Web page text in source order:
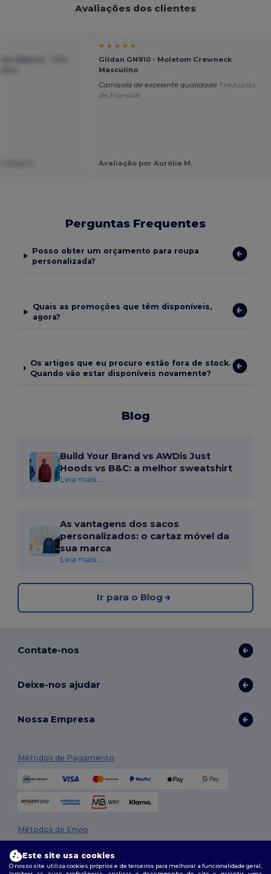
Avaliações dos clientes
★ ★ ★ ★ ★
Gildan GN910 - Moletom Crewneck
Masculino
Camisola de excelente qualidade Traduzido
de Français
Avaliação por Aurélie M.
Perguntas Frequentes
Posso obter um orçamento para roupa
personalizada?
Quais as promoções que têm disponíveis,
agora?
Os artigos que eu procuro estão fora de stock.
Quando vão estar disponíveis novamente?
Blog
Build Your Brand vs AWDis Just
Hoods vs B&C: a melhor sweatshirt
Leia mais...
As vantagens dos sacos
personalizados: o cartaz móvel da
sua marca
Leia mais...
Ir para o Blog
Contate-nos
Deixe-nos ajudar
Nossa Empresa
Métodos de Pagamento
Métodos de Envio
Este site usa cookies
O nosso site utiliza cookies próprios e de terceiros para melhorar a funcionalidade geral,